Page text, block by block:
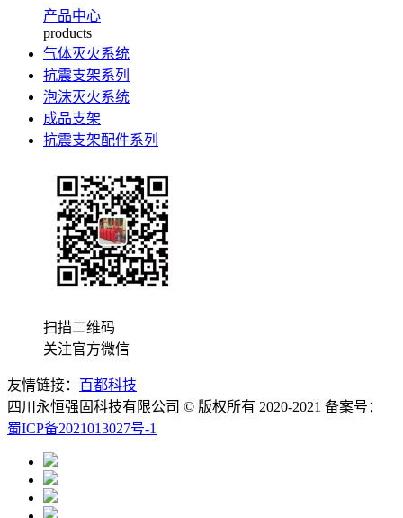
产品中心
products
气体灭火系统
抗震支架系列
泡沫灭火系统
成品支架
抗震支架配件系列
扫描二维码
关注官方微信
友情链接： 百都科技
四川永恒强固科技有限公司 © 版权所有 2020-2021 备案号：
蜀ICP备2021013027号-1